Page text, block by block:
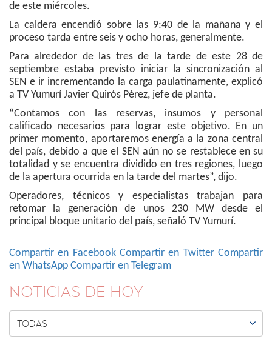
de este miércoles.
La caldera encendió sobre las 9:40 de la mañana y el
proceso tarda entre seis y ocho horas, generalmente.
Para alrededor de las tres de la tarde de este 28 de
septiembre estaba previsto iniciar la sincronización al
SEN e ir incrementando la carga paulatinamente, explicó
a TV Yumurí Javier Quirós Pérez, jefe de planta.
“Contamos con las reservas, insumos y personal
calificado necesarios para lograr este objetivo. En un
primer momento, aportaremos energía a la zona central
del país, debido a que el SEN aún no se restablece en su
totalidad y se encuentra dividido en tres regiones, luego
de la apertura ocurrida en la tarde del martes”, dijo.
Operadores, técnicos y especialistas trabajan para
retomar la generación de unos 230 MW desde el
principal bloque unitario del país, señaló TV Yumurí.
Compartir en Facebook Compartir en Twitter Compartir
en WhatsApp Compartir en Telegram
NOTICIAS DE HOY
TODAS 